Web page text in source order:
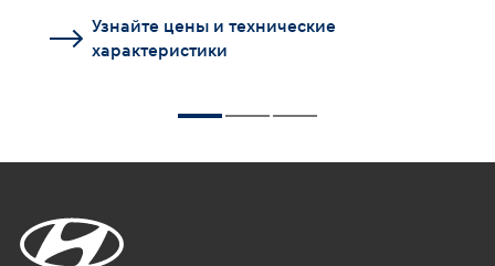
Узнайте цены и технические
характеристики